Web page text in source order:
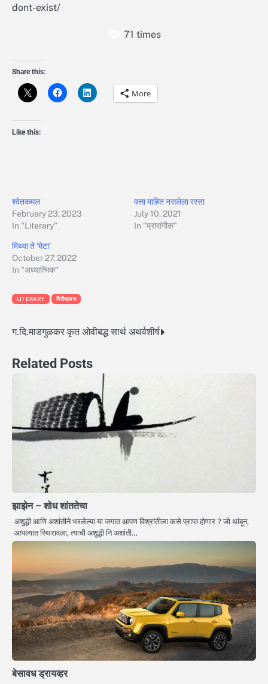
dont-exist/
71 times
Share this:
More
Like this:
श्वेतकमल
February 23, 2023
In "Literary"
पत्ता माहित नसलेला रस्ता
July 10, 2021
In "प्रासंगीक"
मिथ्या ते ‘मेटा’
October 27, 2022
In "अध्यात्मिक"
LITERARY गिरीभ्रमण
Post
navigation
ग.दि.माडगुळकर कृत ओवीबद्ध सार्थ अथर्वशीर्ष
Related Posts
झाझेन – शोध शांततेचा
अशुद्धी आणि अशांतीने भरलेल्या या जगात आपण विश्रांतीला कसे प्राप्त होणार ? जो थांबून,
आपल्यात स्थिरावला, त्याची अशुद्धी नि अशांती…
बेसावध ड्रायव्हर